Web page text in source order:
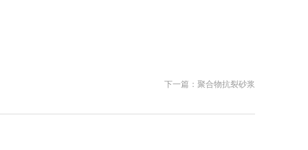
下一篇： 聚合物抗裂砂浆